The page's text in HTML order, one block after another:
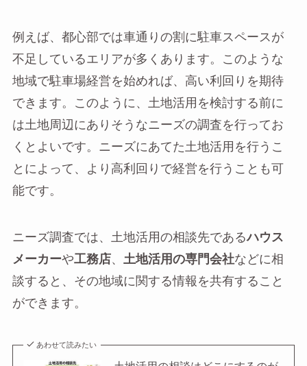
例えば、都心部では車通りの割に駐車スペースが
不足しているエリアが多くあります。このような
地域で駐車場経営を始めれば、高い利回りを期待
できます。このように、土地活用を検討する前に
は土地周辺にありそうなニーズの調査を行ってお
くとよいです。ニーズにあてた土地活用を行うこ
とによって、より高利回りで経営を行うことも可
能です。
ニーズ調査では、土地活用の相談先であるハウス
メーカーや工務店、 土地活用の専門会社などに相
談すると、その地域に関する情報を共有すること
ができます。
あわせて読みたい